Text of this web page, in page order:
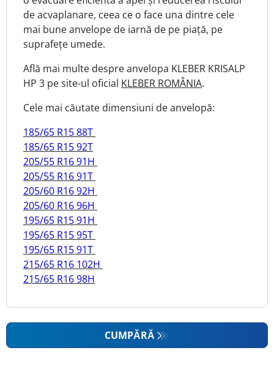
de acvaplanare, ceea ce o face una dintre cele
mai bune anvelope de iarnă de pe piață, pe
suprafețe umede.
Află mai multe despre anvelopa KLEBER KRISALP
HP 3 pe site-ul oficial KLEBER ROMÂNIA.
Cele mai căutate dimensiuni de anvelopă:
185/65 R15 88T
185/65 R15 92T
205/55 R16 91H
205/55 R16 91T
205/60 R16 92H
205/60 R16 96H
195/65 R15 91H
195/65 R15 95T
195/65 R15 91T
215/65 R16 102H
215/65 R16 98H
CUMPĂRĂ